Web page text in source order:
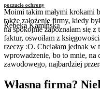
poczucie ochrony
Rebeka Kamińska
Moimi takim małymi krokami
także założenie firmy, kiedy
na spokojnie zapoznałam się
faktur, oswoiłam z
rzeczy :O. Chciałam jednak w
wprowadzenie, bo to mnie, na
zawodowego, najbardziej
Własna firma?